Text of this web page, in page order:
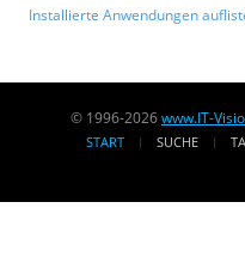
Installierte Anwendungen
© 1996-2026www.IT-
START SUCHE